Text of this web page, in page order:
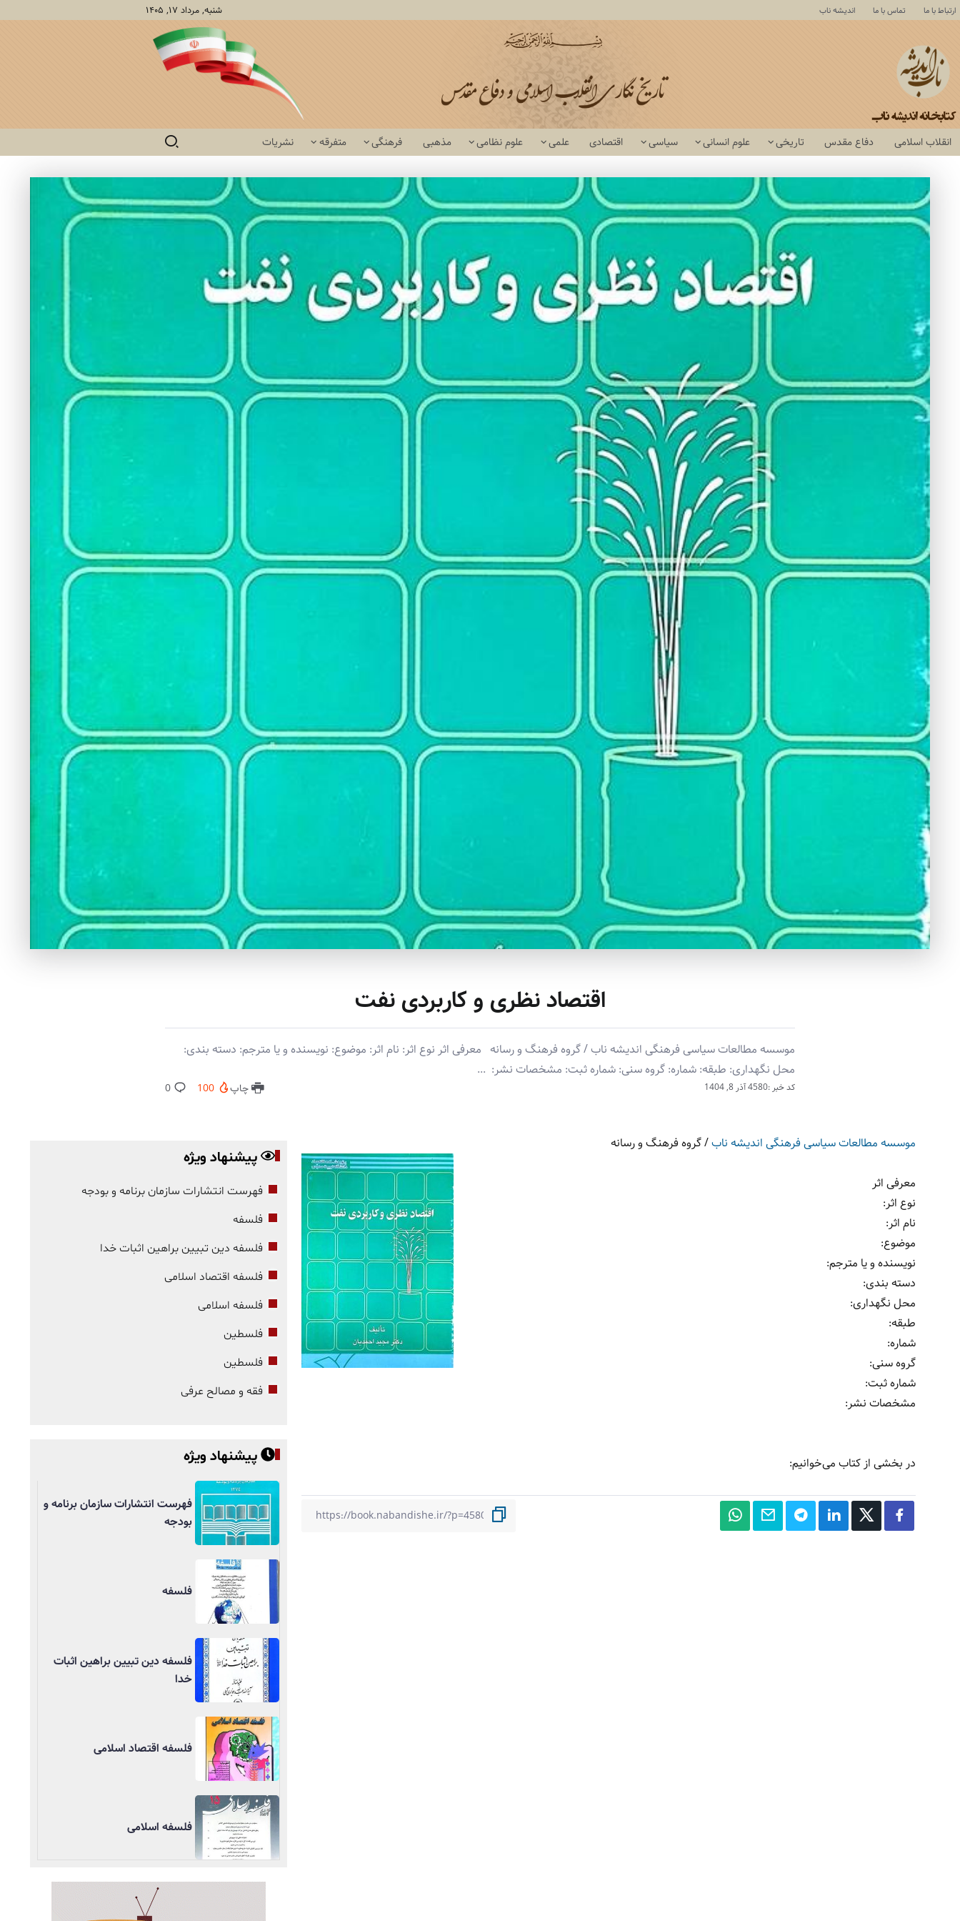
ارتباط با ما تماس با ما اندیشه ناب شنبه, مرداد ۱۷, ۱۴۰۵
انقلاب اسلامی دفاع مقدس تاریخی علوم انسانی سیاسی اقتصادی علمی علوم نظامی مذهبی فرهنگی متفرقه نشریات
اقتصاد نظری و کاربردی نفت
موسسه مطالعات سیاسی فرهنگی اندیشه ناب / گروه فرهنگ و رسانه معرفی اثر نوع اثر: نام اثر: موضوع: نویسنده و یا مترجم: دسته بندی:
محل نگهداری: طبقه: شماره: گروه سنی: شماره ثبت: مشخصات نشر: ‏‫ ‏‬...
کد خبر :4580 آذر 8, 1404 چاپ 100
0
موسسه مطالعات سیاسی فرهنگی اندیشه ناب/گروه فرهنگ و رسانه
معرفی اثر
نوع اثر:
نام اثر:
موضوع:
نویسنده و یا مترجم:
دسته بندی:
محل نگهداری:
طبقه:
شماره:
گروه سنی:
شماره ثبت:
مشخصات نشر: ‏‫
در بخشی از کتاب می‌خوانیم:
پیشنهاد ویژه
فهرست انتشارات سازمان برنامه و بودجه
فلسفه
فلسفه دین تبیین براهین اثبات خدا
فلسفه اقتصاد اسلامی
فلسفه اسلامی
فلسطین
فلسطین
فقه و مصالح عرفی
پیشنهاد ویژه
فهرست انتشارات سازمان برنامه و
بودجه
فلسفه
فلسفه دین تبیین براهین اثبات
خدا
فلسفه اقتصاد اسلامی
فلسفه اسلامی